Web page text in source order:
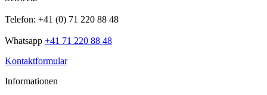
Telefon: +41 (0) 71 220 88 48
Whatsapp +41 71 220 88 48
Kontaktformular
Informationen